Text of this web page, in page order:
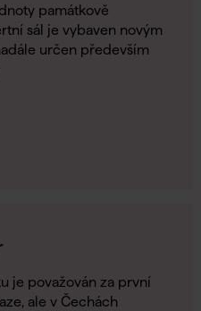
památkově
sál je vybaven novým
určen především
je považován za první
ale v Čechách